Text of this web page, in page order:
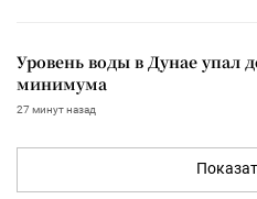
Уровень воды в Дунае упал
минимума
27 минут назад